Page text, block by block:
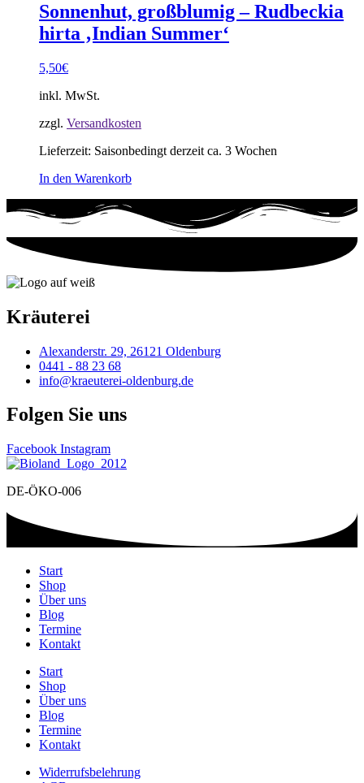
Sonnenhut, großblumig – Rudbeckia
hirta ‚Indian Summer‘
5,50€
inkl. MwSt.
zzgl. Versandkosten
Lieferzeit: Saisonbedingt derzeit ca. 3 Wochen
In den Warenkorb
Kräuterei
Alexanderstr. 29, 26121 Oldenburg
0441 - 88 23 68
info@kraeuterei-oldenburg.de
Folgen Sie uns
Facebook Instagram
DE-ÖKO-006
Start
Shop
Über uns
Blog
Termine
Kontakt
Start
Shop
Über uns
Blog
Termine
Kontakt
Widerrufsbelehrung